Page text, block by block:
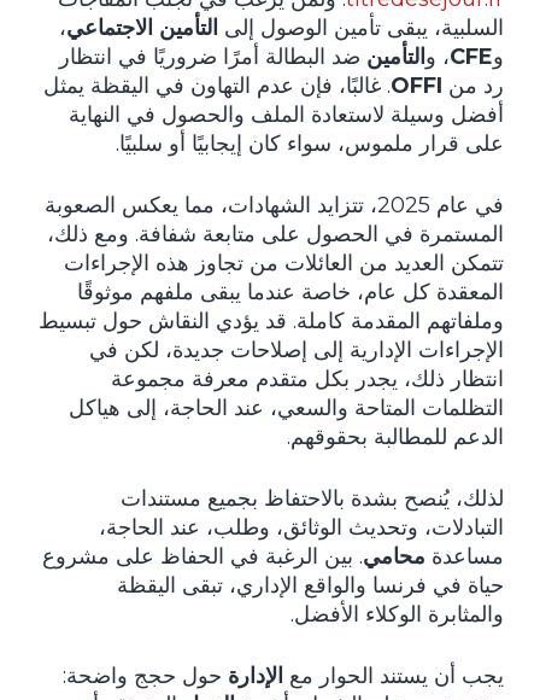
السلبية، يبقى تأمين الوصول إلى التأمين الاجتماعي،
وCFE، و التأمين ضد البطالة أمرًا ضروريًا في انتظار
رد من OFFI. غالبًا، فإن عدم التهاون في اليقظة يمثل
أفضل وسيلة لاستعادة الملف والحصول في النهاية
على قرار ملموس، سواء كان إيجابيًا أو سلبيًا.
في عام 2025، تتزايد الشهادات، مما يعكس الصعوبة
المستمرة في الحصول على متابعة شفافة. ومع ذلك،
تتمكن العديد من العائلات من تجاوز هذه الإجراءات
المعقدة كل عام، خاصة عندما يبقى ملفهم موثوقًا
وملفاتهم المقدمة كاملة. قد يؤدي النقاش حول تبسيط
الإجراءات الإدارية إلى إصلاحات جديدة، لكن في
انتظار ذلك، يجدر بكل متقدم معرفة مجموعة
التظلمات المتاحة والسعي، عند الحاجة، إلى هياكل
الدعم للمطالبة بحقوقهم.
لذلك، يُنصح بشدة بالاحتفاظ بجميع مستندات
التبادلات، وتحديث الوثائق، وطلب، عند الحاجة،
مساعدة محامي. بين الرغبة في الحفاظ على مشروع
حياة في فرنسا والواقع الإداري، تبقى اليقظة
والمثابرة الوكلاء الأفضل.
يجب أن يستند الحوار مع الإدارة حول حجج واضحة: